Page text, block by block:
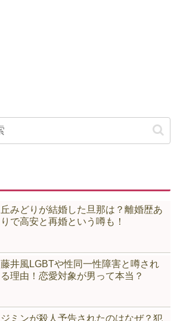
丘みどりが結婚した旦那は？離婚歴あ
りで高安と再婚という噂も！
藤井風LGBTや性同一性障害と噂され
る理由！恋愛対象が男って本当？
ジミンが殺人予告されたのはなぜ？犯